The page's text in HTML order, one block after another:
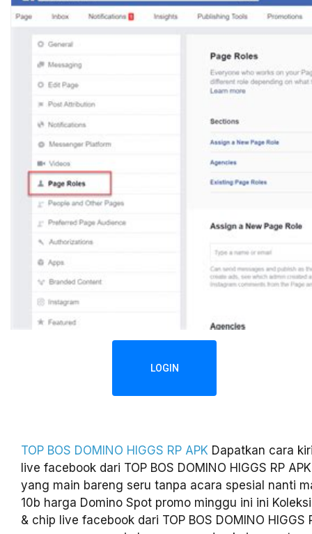
LOGIN
TOP BOS DOMINO HIGGS RP APK Dapatkan cara
live facebook dari TOP BOS DOMINO HIGGS RP
yang main bareng seru tanpa acara spesial nanti
10b harga Domino Spot promo minggu ini ini
& chip live facebook dari TOP BOS DOMINO